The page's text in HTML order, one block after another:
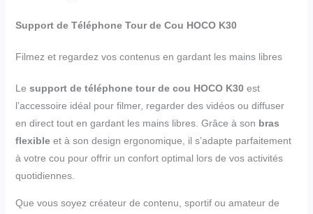
Support de Téléphone Tour de Cou HOCO K30
Filmez et regardez vos contenus en gardant les mains libres
Le support de téléphone tour de cou HOCO K30est
l’accessoire idéal pour filmer, regarder des vidéos ou diffuser
en direct tout en gardant les mains libres. Grâce à son bras
flexibleet à son design ergonomique, il s’adapte parfaitement
à votre cou pour offrir un confort optimal lors de vos activités
quotidiennes.
Que vous soyez créateur de contenu, sportif ou amateur de